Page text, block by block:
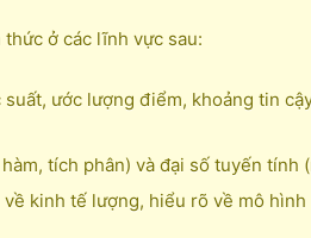
ở các lĩnh vực sau:
ước lượng điểm, khoảng tin
tích phân) và đại số tuyến tính
kinh tế lượng, hiểu rõ về mô